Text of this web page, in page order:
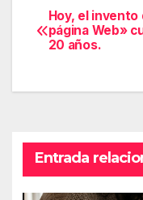
de
entradas
Hoy, el invento
página Web»
20 años.
Entrada